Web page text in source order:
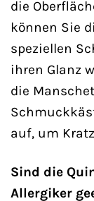
die
können Sie
speziellen
ihren Glanz
die
auf, um
Sind die
Allergiker